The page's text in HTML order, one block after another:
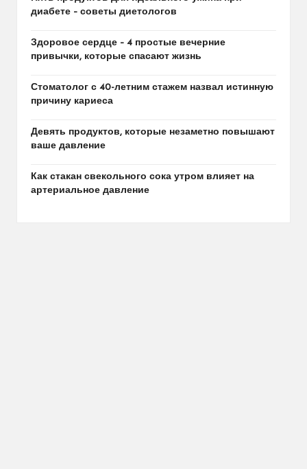
диабете – советы диетологов
Здоровое сердце – 4 простые вечерние
привычки, которые спасают жизнь
Стоматолог с 40-летним стажем назвал истинную
причину кариеса
Девять продуктов, которые незаметно повышают
ваше давление
Как стакан свекольного сока утром влияет на
артериальное давление